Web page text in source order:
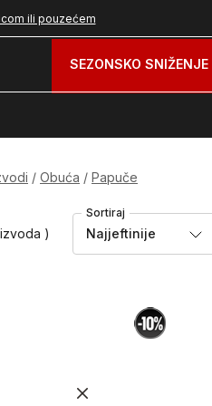
ili pouzećem
SEZONSKO SNIŽENJE
Obuća Papuče
)
Sortiraj
Najjeftinije